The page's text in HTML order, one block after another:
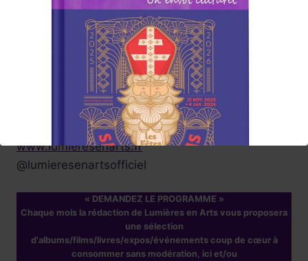
Carine, et toute l'équipe
de rédaction du Magazine
Abonnez-vous à la Newsletter
Lumières en Arts
www.lumieresenarts.fr
@lumieresenartsofficiel
« DEMANDEZ LE PROGRAMME »
Chaque mois la rédaction de Lumières en Arts vous proposera
une sélection
d'albums/films/livres/expos/événements coup de cœur à
consommer sans modération, ici et/ou